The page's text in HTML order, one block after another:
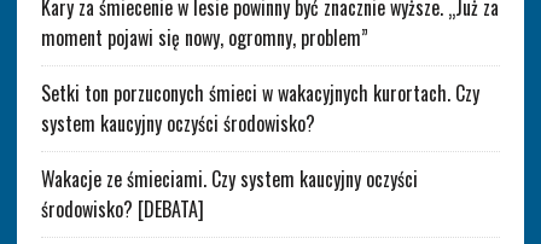
Kary za śmiecenie w lesie powinny być znacznie wyższe. „Już za
moment pojawi się nowy, ogromny, problem”
Setki ton porzuconych śmieci w wakacyjnych kurortach. Czy
system kaucyjny oczyści środowisko?
Wakacje ze śmieciami. Czy system kaucyjny oczyści
środowisko? [DEBATA]